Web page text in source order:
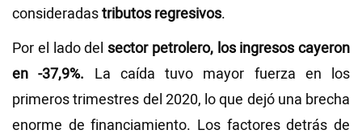
consideradastributos regresivos.
Por el lado del sector petrolero, los ingresos cayeron
en -37,9%. La caída tuvo mayor fuerza en los
primeros trimestres del 2020, lo que dejó una brecha
enorme de financiamiento. Los factores detrás de